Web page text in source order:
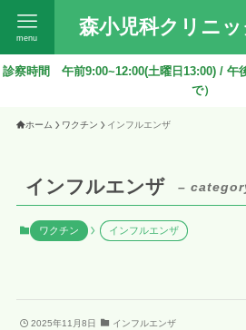
森小児科クリニ
menu
診察時間 午前9:00~12:00(土曜日13:00) / 午
で）
ホーム ワクチン インフルエンザ
インフルエンザ –
ワクチン インフルエンザ
2025年11月8日 インフルエンザ